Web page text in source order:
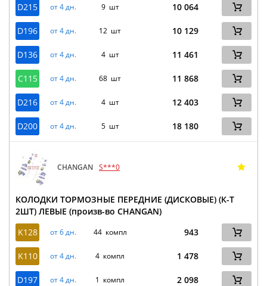
D215 от 4 дн. 9 шт 10 064
D196 от 4 дн. 12 шт 10 129
D136 от 4 дн. 4 шт 11 461
C115 от 4 дн. 68 шт 11 868
D216 от 4 дн. 4 шт 12 403
D200 от 4 дн. 5 шт 18 180
CHANGAN S***0
КОЛОДКИ ТОРМОЗНЫЕ ПЕРЕДНИЕ (ДИСКОВЫЕ) (К-Т
2ШТ) ЛЕВЫЕ (произв-во CHANGAN)
K128
от 6 дн. 44 компл 943
K110 от 4 дн. 4 компл 1 478
D197 от 4 дн. 1 компл 2 098